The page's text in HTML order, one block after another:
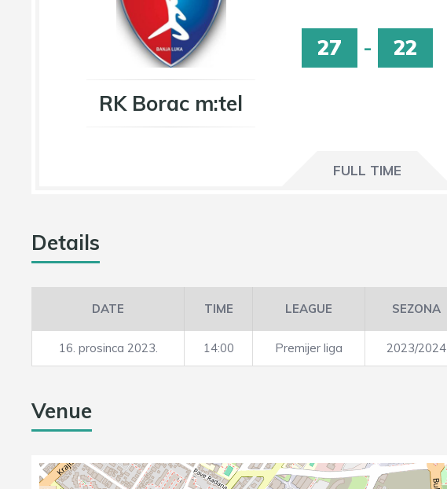
RK Borac m:tel
27 - 22
FULL TIME
Details
DATE TIME LEAGUE SEZONA
16. prosinca 2023. 14:00 Premijer liga 2023/2024
Venue